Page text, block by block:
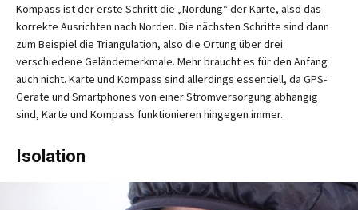
Kompass ist der erste Schritt die „Nordung“ der Karte, also das
korrekte Ausrichten nach Norden. Die nächsten Schritte sind dann
zum Beispiel die Triangulation, also die Ortung über drei
verschiedene Geländemerkmale. Mehr braucht es für den Anfang
auch nicht. Karte und Kompass sind allerdings essentiell, da GPS-
Geräte und Smartphones von einer Stromversorgung abhängig
sind, Karte und Kompass funktionieren hingegen immer.
Isolation